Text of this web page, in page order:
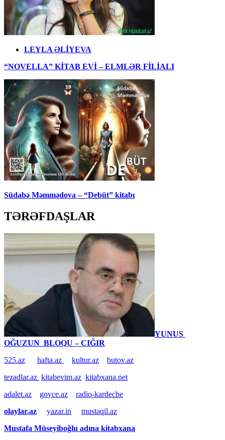
LEYLA ƏLİYEVA
“NOVELLA” KİTAB EVİ – ELMLƏR FİLİALI
Südabə Məmmədova – “Debüt” kitabı
TƏRƏFDAŞLAR
YUNUS
OĞUZUN BLOQU – CIĞIR
525.az
hafta.az kultur.az
butov.az
tezadlar.az kitabevim.az kitabxana.net
adalet.az
goyce.az
radio-kardeche
olaylar.az
yazar.in
mustaqil.az
Mustafa Müseyiboğlu adına kitabxana